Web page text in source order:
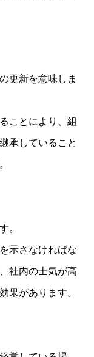
更新を意味しま
ことにより、組
承していること
。
示さなければな
社内の士気が高
果があります。